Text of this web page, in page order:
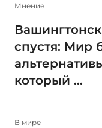
Мнение
спустя: Мир
который ...
В мире